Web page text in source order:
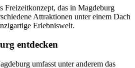
Freizeitkonzept, das in Magdeburg
Attraktionen unter einem Dach
Erlebniswelt.
entdecken
umfasst unter anderem das